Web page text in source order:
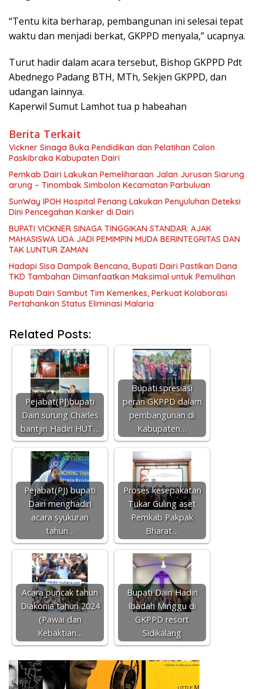
“Tentu kita berharap, pembangunan ini selesai tepat
waktu dan menjadi berkat, GKPPD menyala,” ucapnya.
Turut hadir dalam acara tersebut, Bishop GKPPD Pdt
Abednego Padang BTH, MTh, Sekjen GKPPD, dan
udangan lainnya.
Kaperwil Sumut Lamhot tua p habeahan
Berita Terkait
Vickner Sinaga Buka Pendidikan dan Pelatihan Calon
Paskibraka Kabupaten Dairi
Pemkab Dairi Lakukan Pemeliharaan Jalan Jurusan Siarung
arung – Tinombak Simbolon Kecamatan Parbuluan
SunWay IPOH Hospital Penang Lakukan Penyuluhan Deteksi
Dini Pencegahan Kanker di Dairi
BUPATI VICKNER SINAGA TINGGIKAN STANDAR: AJAK
MAHASISWA UDA JADI PEMIMPIN MUDA BERINTEGRITAS DAN
TAK LUNTUR ZAMAN
Hadapi Sisa Dampak Bencana, Bupati Dairi Pastikan Dana
TKD Tambahan Dimanfaatkan Maksimal untuk Pemulihan
Bupati Dairi Sambut Tim Kemenkes, Perkuat Kolaborasi
Pertahankan Status Eliminasi Malaria
Related Posts:
Pejabat(PJ)bupati
Dairi surung Charles
bantjin Hadiri HUT…
Bupati.spresiasi
peran GKPPD dalam
pembangunan di
Kabupaten…
Pejabat(PJ) bupati
Dairi menghadiri
acara syukuran
tahun…
Proses kesepakatan
Tukar Guling aset
Pemkab Pakpak
Bharat…
Acara puncak tahun
Diakonia tahun 2024
(Pawai dan
Kebaktian…
Bupati Dairi Hadiri
Ibadah Minggu di
GKPPD resort
Sidikalang